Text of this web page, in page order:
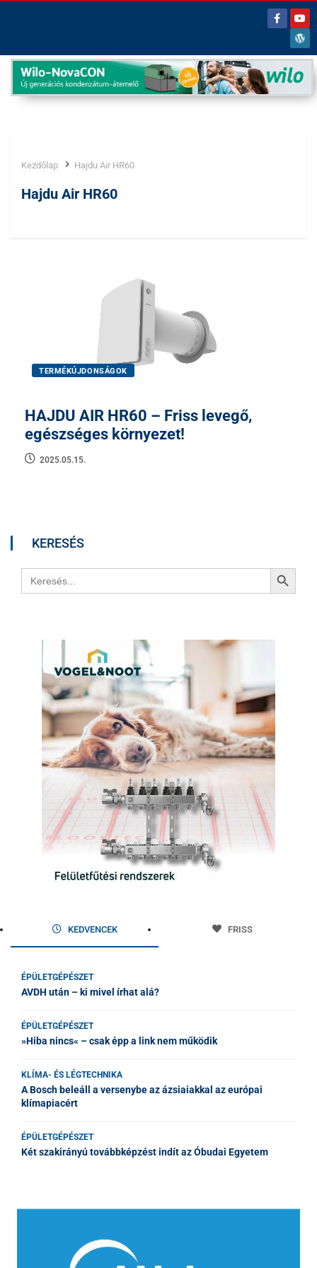
Kezdőlap Hajdu Air HR60
Címke:
Hajdu Air HR60
TERMÉKÚJDONSÁGOK
HAJDU AIR HR60 – Friss levegő,
egészséges környezet!
2025.05.15.
KERESÉS
Search
for:
Search Button
KEDVENCEK FRISS
ÉPÜLETGÉPÉSZET
AVDH után – ki mivel írhat alá?
ÉPÜLETGÉPÉSZET
»Hiba nincs« – csak épp a link nem működik
KLÍMA- ÉS LÉGTECHNIKA
A Bosch beleáll a versenybe az ázsiaiakkal az európai
klímapiacért
ÉPÜLETGÉPÉSZET
Két szakirányú továbbképzést indít az Óbudai Egyetem